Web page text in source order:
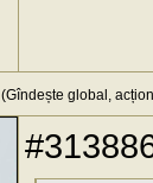
(Gîndește global,